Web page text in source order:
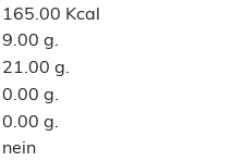
165.00 Kcal
9.00 g.
21.00 g.
0.00 g.
0.00 g.
nein